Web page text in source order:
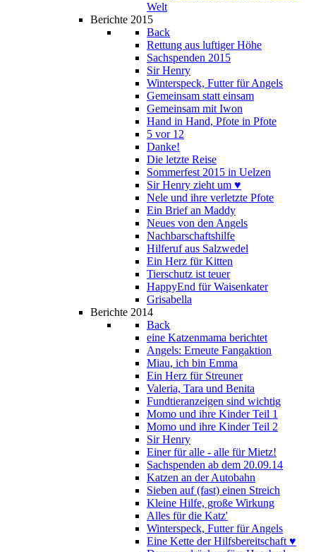
Welt
Berichte 2015
Back
Rettung aus luftiger Höhe
Sachspenden 2015
Sir Henry
Winterspeck, Futter für Angels
Gemeinsam statt einsam
Gemeinsam mit Iwon
Hand in Hand, Pfote in Pfote
5 vor 12
Danke!
Die letzte Reise
Sommerfest 2015 in Uelzen
Sir Henry zieht um ♥
Nele und ihre verletzte Pfote
Ein Brief an Maddy
Neues von den Angels
Nachbarschaftshilfe
Hilferuf aus Salzwedel
Ein Herz für Kitten
Tierschutz ist teuer
HappyEnd für Waisenkater
Grisabella
Berichte 2014
Back
eine Katzenmama berichtet
Angels: Erneute Fangaktion
Miau, ich bin Emma
Ein Herz für Streuner
Valeria, Tara und Benita
Fundtieranzeigen sind wichtig
Momo und ihre Kinder Teil 1
Momo und ihre Kinder Teil 2
Sir Henry
Einer für alle - alle für Mietz!
Sachspenden ab dem 20.09.14
Katzen an der Autobahn
Sieben auf (fast) einen Streich
Kleine Hilfe, große Wirkung
Alles für die Katz'
Winterspeck, Futter für Angels
Eine Kette der Hilfsbereitschaft ♥